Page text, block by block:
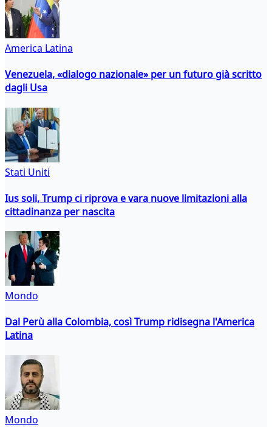
America Latina
Venezuela, «dialogo nazionale» per un futuro già scritto
dagli Usa
Stati Uniti
Ius soli, Trump ci riprova e vara nuove limitazioni alla
cittadinanza per nascita
Mondo
Dal Perù alla Colombia, così Trump ridisegna l'America
Latina
Mondo